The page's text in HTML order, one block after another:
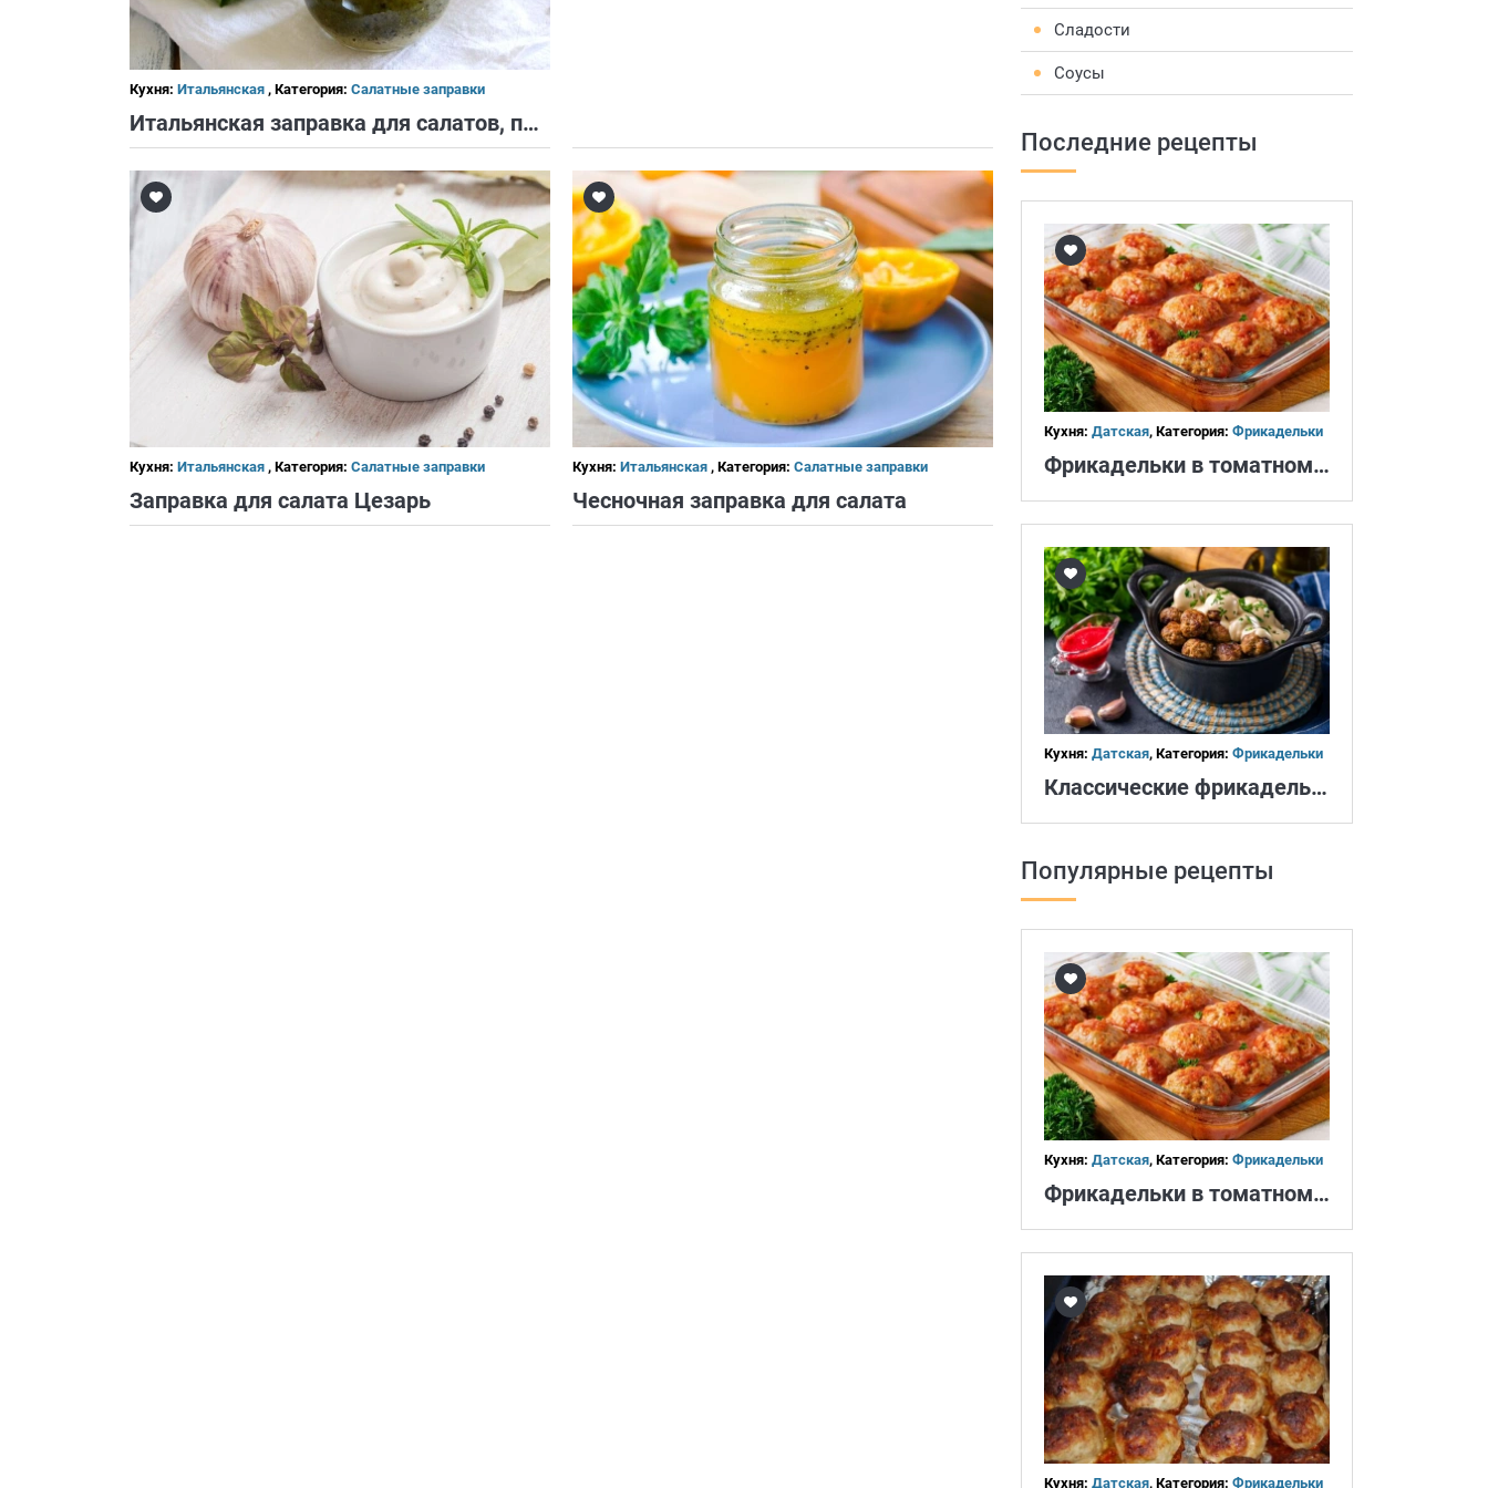
Кухня: Итальянская , Категория: Салатные заправки
Итальянская заправка для салатов, приготовленная в домашних условиях
Кухня: Итальянская , Категория: Салатные заправки
Заправка для салата Цезарь
Кухня: Итальянская , Категория: Салатные заправки
Чесночная заправка для салата
Сладости
Соусы
Последние рецепты
Кухня: Датская, Категория: Фрикадельки
Фрикадельки в томатном соусе
Кухня: Датская, Категория: Фрикадельки
Классические фрикадельки
Популярные рецепты
Кухня: Датская, Категория: Фрикадельки
Фрикадельки в томатном соусе
Кухня: Датская, Категория: Фрикадельки